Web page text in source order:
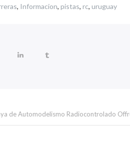
, Informacion, pistas, rc, uruguay
de Automodelismo Radiocontrolado